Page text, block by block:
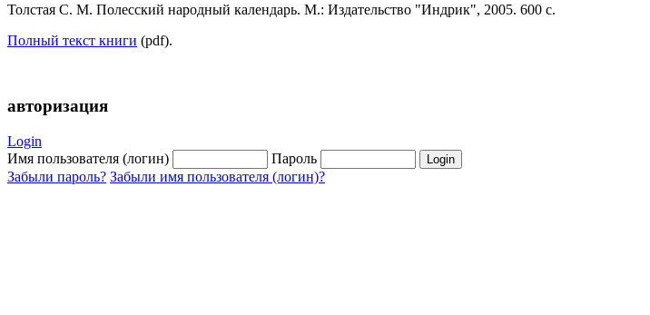
Толстая С. М. Полесский народный календарь. М.: Издательство "Индрик", 2005. 600 с.
Полный текст книги (pdf).
авторизация
Login
Имя пользователя (логин)
Пароль
Забыли пароль? Забыли имя пользователя (логин)?